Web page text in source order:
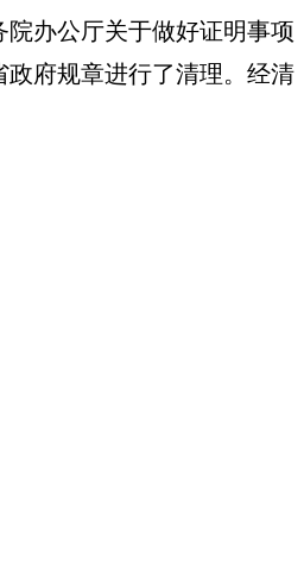
办公厅关于做好证明事项
政府规章进行了清理。经清